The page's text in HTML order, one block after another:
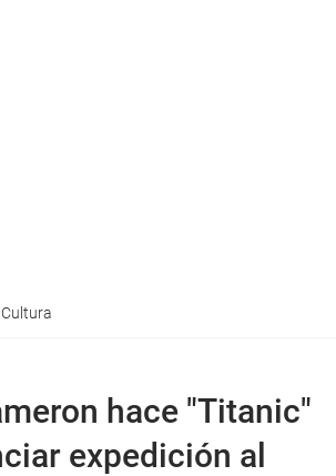
Cultura
hace "Titanic"
expedición al